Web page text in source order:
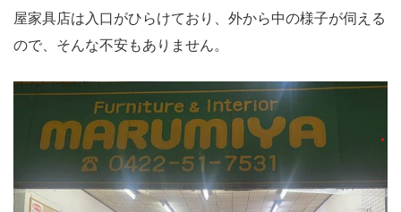
屋家具店は入口がひらけており、外から中の様子が伺える
ので、そんな不安もありません。